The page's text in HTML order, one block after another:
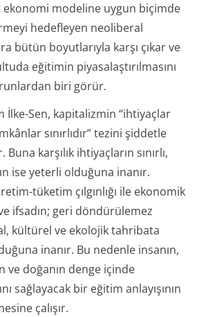
ekonomi modeline uygun biçimde
hedefleyen neoliberal
bütün boyutlarıyla karşı çıkar ve
eğitimin piyasalaştırılmasını
biri görür.
İlke-Sen, kapitalizmin “ihtiyaçlar
sınırlıdır” tezini şiddetle
karşılık ihtiyaçların sınırlı,
ise yeterli olduğuna inanır.
tüketim çılgınlığı ile ekonomik
ifsadın; geri döndürülemez
kültürel ve ekolojik tahribata
inanır. Bu nedenle insanın,
ve doğanın denge içinde
sağlayacak bir eğitim anlayışının
çalışır.